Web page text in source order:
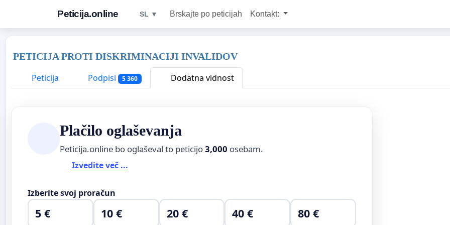
Peticija.online SL ▼ Brskajte po peticijah Kontakt:
PETICIJA PROTI DISKRIMINACIJI INVALIDOV
Peticija
Podpisi 5 360 Dodatna vidnost
Plačilo oglaševanja
Peticija.online bo oglaševal to peticijo3,000 osebam.
Izvedite več ...
Izberite svoj proračun
5 € 10 € 20 € 40 € 80 €